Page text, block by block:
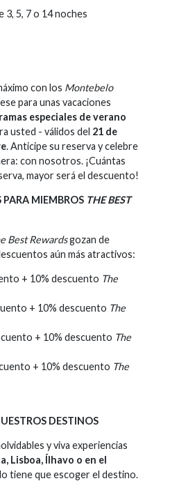
3, 5, 7 o 14 noches
con los Montebelo
para unas vacaciones
especiales de verano
usted - válidos del 21 de
. Anticipe su reserva y celebre
con nosotros. ¡Cuántas
mayor será el descuento!
PARA MIEMBROS THE BEST
Best Rewardsgozan de
aún más atractivos:
+ 10% descuento The
+ 10% descuento The
+ 10% descuento The
+ 10% descuento The
DESTINOS
y viva experiencias
Lisboa, Ílhavo o en el
tiene que escoger el destino.